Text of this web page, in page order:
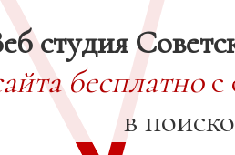
студия
бесплатнос
в